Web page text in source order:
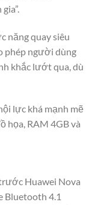
năng quay siêu
phép người dùng
khắc lướt qua, dù
lực khá mạnh mẽ
họa, RAM 4GB và
Huawei Nova
Bluetooth 4.1